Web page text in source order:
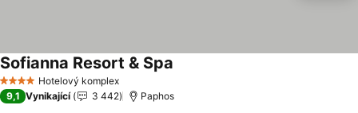
4 Počet hvězdiček
Hotelový komplex
Sofianna Resort & Spa
9,1 Vynikající 3 442 Paphos